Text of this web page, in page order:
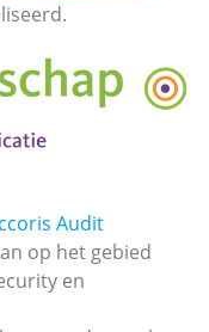
Audit
op het gebied
en